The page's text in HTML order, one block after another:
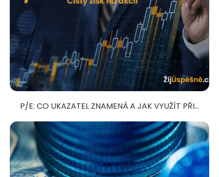
P/E: CO UKAZATEL ZNAMENÁ A JAK VYUŽÍT PŘI...